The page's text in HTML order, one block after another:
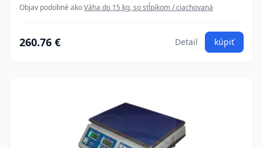
Objav podobné akoVáha do 15 kg, so stĺpikom / ciachovaná
260.76 € Detail kúpiť